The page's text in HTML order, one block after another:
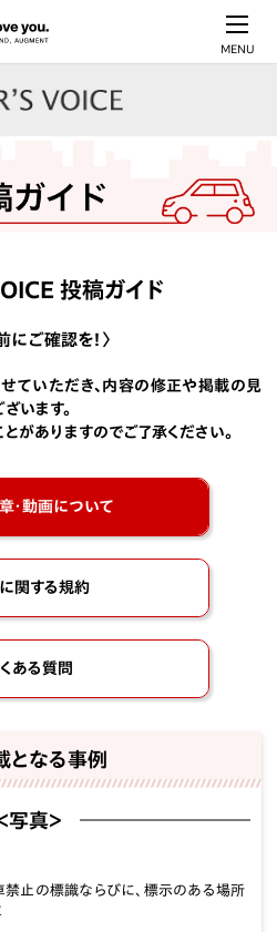
MENU
投稿ガイド
にご確認を！〉
ていただき、内容の修正や掲載の見
います。
がありますのでご了承ください。
・動画について
関する規約
ある質問
となる事例
写真＞
禁止の標識ならびに、標示のある場所